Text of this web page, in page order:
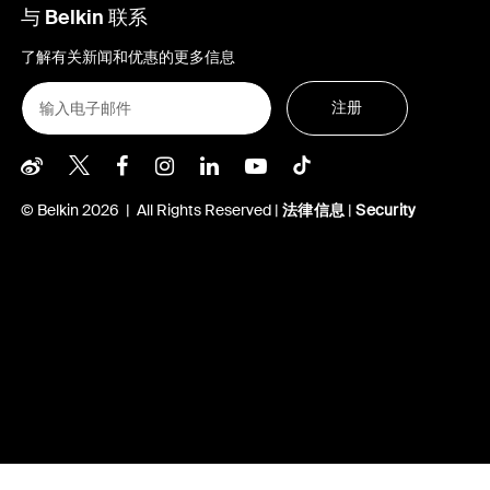
与 Belkin 联系
了解有关新闻和优惠的更多信息
注册
Belkin Weibo
Belkin Twitter
Belkin Facebook
Belkin Instagram
Belkin LInkedIn
Belkin Youtube
Belkin
© Belkin 2026 | All Rights Reserved |法律信息 |Security